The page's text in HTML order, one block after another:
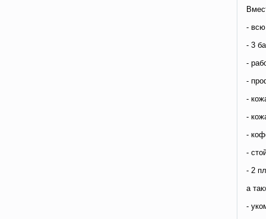
- всю
- 3
-
-
-
-
-
-
- 2
а
-